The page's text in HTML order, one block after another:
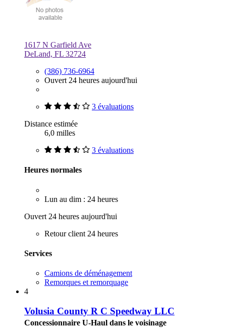
1617 N Garfield Ave
DeLand, FL 32724
(386) 736-6964
Ouvert 24 heures aujourd'hui
3 évaluations
Distance estimée
6,0 milles
3 évaluations
Heures normales
Lun au dim : 24 heures
Ouvert 24 heures aujourd'hui
Retour client 24 heures
Services
Camions de déménagement
Remorques et remorquage
4
Volusia County R C Speedway LLC
Concessionnaire U-Haul dans le voisinage